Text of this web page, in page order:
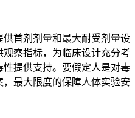
首剂剂量和最大耐受剂量设
察指标，为临床设计充分考
提供支持。要假定人是对毒
最大限度的保障人体实验安